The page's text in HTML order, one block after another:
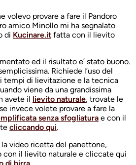
volevo provare a fare il Pandoro
amico Minollo mi ha segnalato
di Kucinare.it fatta con il lievito
ed il risultato e’ stato buono.
Richiede l’uso del
tempi di lievitazione e la tecnica
viene da una grandissima
avete il lievito naturale, trovate le
invece volete provare a fare la
senza sfogliatura e con il
cliccando qui.
video ricetta del panettone,
con il lievito naturale e cliccate qui